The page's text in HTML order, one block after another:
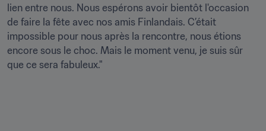
lien entre nous. Nous espérons avoir bientôt l'occasion
de faire la fête avec nos amis Finlandais. C’était
impossible pour nous après la rencontre, nous étions
encore sous le choc. Mais le moment venu, je suis sûr
que ce sera fabuleux."